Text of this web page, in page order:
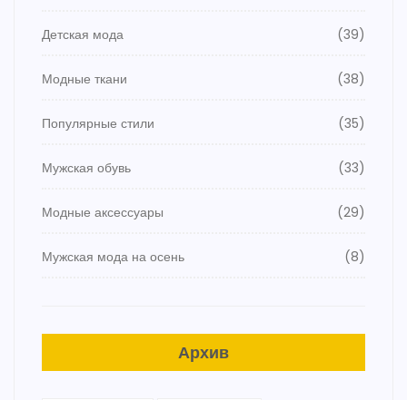
Детская мода (39)
Модные ткани (38)
Популярные стили (35)
Мужская обувь (33)
Модные аксессуары (29)
Мужская мода на осень (8)
Архив